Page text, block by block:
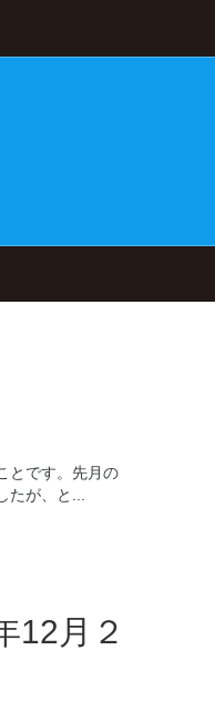
とです。先月の
たが、と...
12月２